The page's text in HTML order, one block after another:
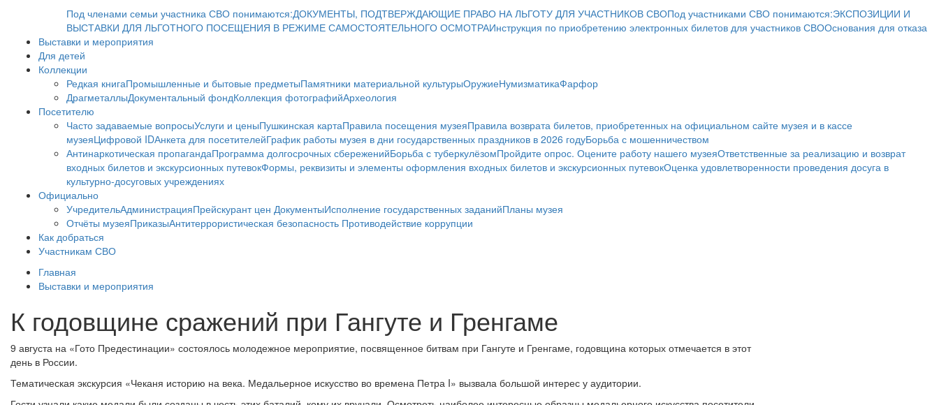
Под членами семьи участника СВО понимаются:ДОКУМЕНТЫ, ПОДТВЕРЖДАЮЩИЕ ПРАВО НА ЛЬГОТУ ДЛЯ УЧАСТНИКОВ СВОПод участниками СВО понимаются:ЭКСПОЗИЦИИ И
ВЫСТАВКИ ДЛЯ ЛЬГОТНОГО ПОСЕЩЕНИЯ В РЕЖИМЕ САМОСТОЯТЕЛЬНОГО ОСМОТРАИнструкция по приобретению электронных билетов для участников СВООснования для отказа
Выставки и мероприятия
Для детей
Коллекции
Редкая книгаПромышленные и бытовые предметыПамятники материальной культурыОружиеНумизматикаФарфор
ДрагметаллыДокументальный фондКоллекция фотографийАрхеология
Посетителю
Часто задаваемые вопросыУслуги и ценыПушкинская картаПравила посещения музеяПравила возврата билетов, приобретенных на официальном сайте музея и в кассе
музеяЦифровой IDАнкета для посетителейГрафик работы музея в дни государственных праздников в 2026 годуБорьба с мошенничеством
Антинаркотическая пропагандаПрограмма долгосрочных сбереженийБорьба с туберкулёзомПройдите опрос. Оцените работу нашего музеяОтветственные за реализацию и возврат
входных билетов и экскурсионных путевокФормы, реквизиты и элементы оформления входных билетов и экскурсионных путевокОценка удовлетворенности проведения досуга в
культурно-досуговых учреждениях
Официально
УчредительАдминистрацияПрейскурант цен ДокументыИсполнение государственных заданийПланы музея
Отчёты музеяПриказыАнтитеррористическая безопасность Противодействие коррупции
Как добраться
Участникам СВО
Главная
Выставки и мероприятия
К годовщине сражений при Гангуте и Гренгаме
9 августа на «Гото Предестинации» состоялось молодежное мероприятие, посвященное битвам при Гангуте и Гренгаме, годовщина которых отмечается в этот
день в России.
Тематическая экскурсия «Чеканя историю на века. Медальерное искусство во времена Петра I» вызвала большой интерес у аудитории.